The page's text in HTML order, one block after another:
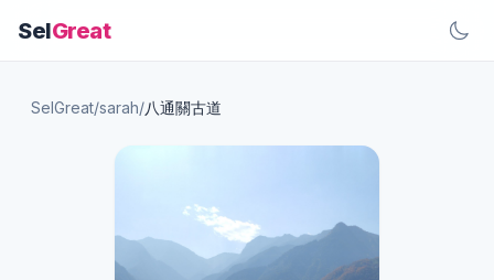
SelGreat
SelGreat/sarah/八通關古道